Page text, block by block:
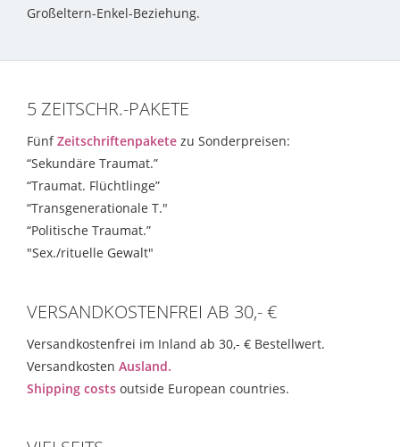
Großeltern-Enkel-Beziehung.
5 ZEITSCHR.-PAKETE
FünfZeitschriftenpakete zu Sonderpreisen:
“Sekundäre Traumat.”
“Traumat. Flüchtlinge”
“Transgenerationale T."
“Politische Traumat.”
"Sex./rituelle Gewalt"
VERSANDKOSTENFREI AB 30,- €
Versandkostenfrei im Inland ab 30,- € Bestellwert.
Versandkosten Ausland.
Shipping costs outside European countries.